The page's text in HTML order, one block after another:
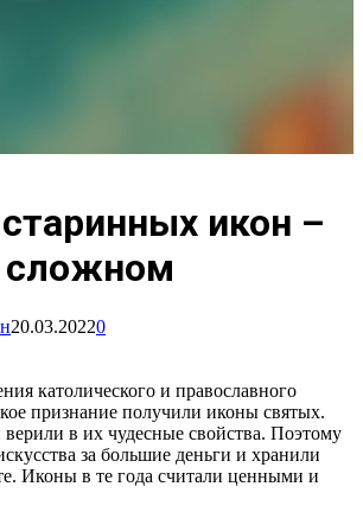
икон –
сложном
20.03.20220
католического и православного
признание получили иконы святых.
в их чудесные свойства. Поэтому
за большие деньги и хранили
Иконы в те года считали ценными и